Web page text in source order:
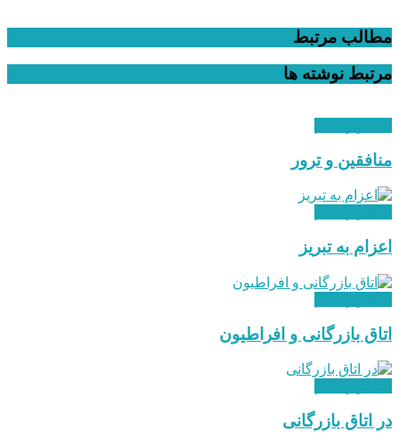
مطالب مرتبط
مرتبط نوشته ها
منافقین و ترور
اعزام به تبریز
اتاق بازرگانی و افراطیون
در اتاق بازرگانی